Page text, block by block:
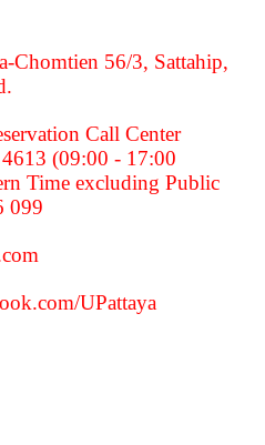
Chomtien 56/3, Sattahip,
Call Center
(09:00 - 17:00
Time excluding Public
099
UPattaya